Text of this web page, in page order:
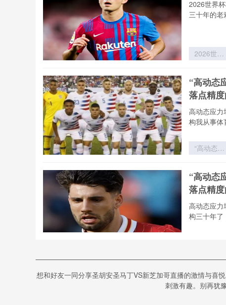
重构”
2026世界
三十年的老
2026世界
战术之矛
vs 西非力
“高动态
落点精
高动态应力
构我从事体
“高动态应
构：2026
世界杯用球
落点精度的
技术解构”
“高动态
落点精
高动态应力
构三十年了
射弹道重
构：2026
世界杯用球
《热力
塔尔世
热力学视
想和好友一同分享圣胡安圣马丁VS新芝加哥直播的激情与喜
刺激有趣。别再犹